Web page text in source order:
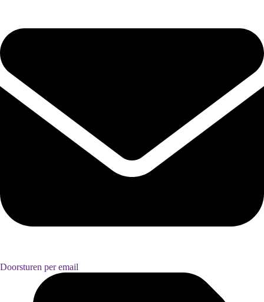
Doorsturen per email